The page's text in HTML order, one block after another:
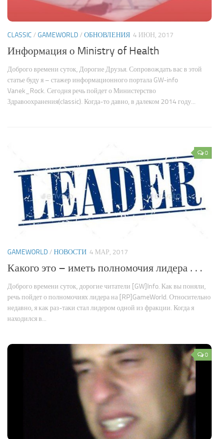
CLASSIC / GAMEWORLD/ ОБНОВЛЕНИЯ 4 ИЮН, 2017
Информация о Ministry of Health
Доброго времени суток, Дорогие Друзья. Сопровождать вас в этой
статье буду я – стажер информационного портала GW-info
Vanek_Rock. Сегодня речь пойдет о Министерство
Здравоохранения(сlassic). Когда-то давно, в далеком 2014 году...
0
GAMEWORLD/ НОВОСТИ 4 МАР, 2017
Какого это – иметь полномочия лидера . . .
Доброго времени суток, дорогие читатели [GW]Info. Как вы поняли,
речь пойдет о полномочиях лидера на [RP]GameWorld. Относительно
недавно, я как раз-таки стал лидером одной из фракции. Когда я
находился в...
0